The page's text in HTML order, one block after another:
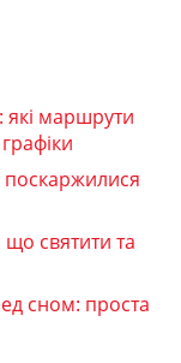
які маршрути
поскаржилися
святити та
сном: проста